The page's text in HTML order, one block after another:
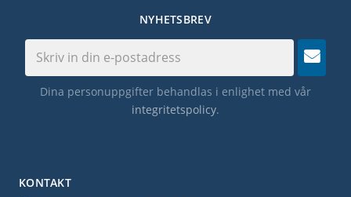
KONTAKT
NYHETSBREV
Dina personuppgifter behandlas i enlighet med vår
integritetspolicy.